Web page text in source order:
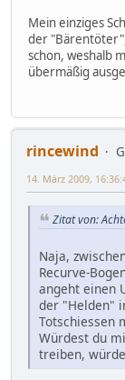
Mein einziges
der
schon, weshalb
übermäßig
rincewind
14. März 2009,
Zitat von:
Naja,
Recurve-
angeht einen
der "Helden"
Totschiessen
Würdest du
treiben,